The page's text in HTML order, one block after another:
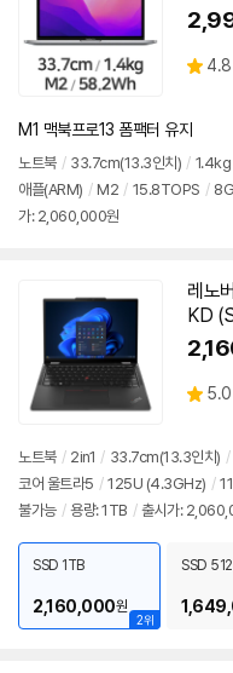
별
4.8
M1 맥북프로13 폼팩터 유지
노트북 / 33.7cm(13.3인치 ) / 1.4kg
애플(ARM) / M2 / 15.8TOPS /
가: 2,060,000원
레노
KD
별
5.0
노트북 / 2in1 / 33.7cm(13.3인치) /
코어 울트라5 / 125U (4.3GHz) /
불가능 / 용량: 1TB / 출시가:
2위
SSD 1TB
2,160,000원
SSD